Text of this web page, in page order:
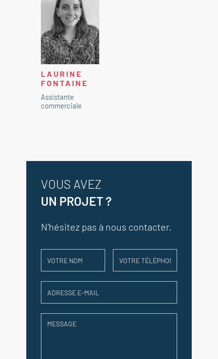
LAURINE
FONTAINE
Assistante
commerciale
VOUS AVEZ
UN PROJET ?
N'hésitez pas à nous contacter.